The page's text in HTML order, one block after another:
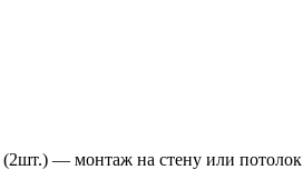
— монтаж на стену или потолок